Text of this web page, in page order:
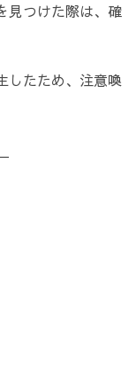
見つけた際は、確
したため、注意喚